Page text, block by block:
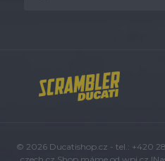
© 2026 Ducatishop.cz - tel.: +420